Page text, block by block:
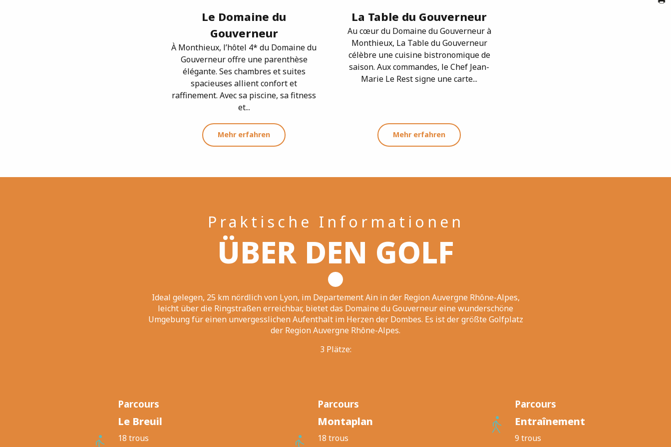
Le Domaine du
Gouverneur
À Monthieux, l’hôtel 4* du Domaine du
Gouverneur offre une parenthèse
élégante. Ses chambres et suites
spacieuses allient confort et
raffinement. Avec sa piscine, sa fitness
et...
Mehr erfahren
La Table du Gouverneur
Au cœur du Domaine du Gouverneur à
Monthieux, La Table du Gouverneur
célèbre une cuisine bistronomique de
saison. Aux commandes, le Chef Jean-
Marie Le Rest signe une carte...
Mehr erfahren
Praktische Informationen
ÜBER DEN GOLF
Ideal gelegen, 25 km nördlich von Lyon, im Departement Ain in der Region Auvergne Rhône-Alpes,
leicht über die Ringstraßen erreichbar, bietet das Domaine du Gouverneur eine wunderschöne
Umgebung für einen unvergesslichen Aufenthalt im Herzen der Dombes. Es ist der größte Golfplatz
der Region Auvergne Rhône-Alpes.
3 Plätze:
Parcours
Le Breuil
18 trous
Parcours
Montaplan
18 trous
Parcours
Entraînement
9 trous